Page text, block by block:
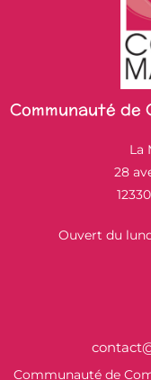
Communauté de
La
28
Ouvert du
Communauté de